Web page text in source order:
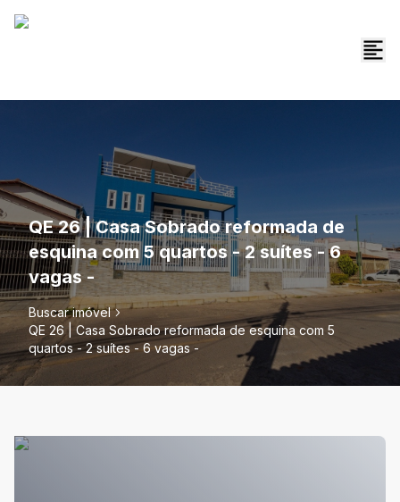
QE 26 | Casa Sobrado reformada de
esquina com 5 quartos - 2 suítes - 6
vagas -
Buscar imóvel
QE 26 | Casa Sobrado reformada de esquina com 5
quartos - 2 suítes - 6 vagas -